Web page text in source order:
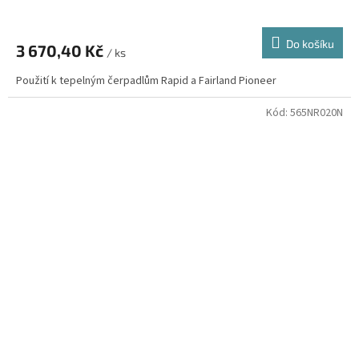
3 670,40 Kč / ks
Do košíku
Použití k tepelným čerpadlům Rapid a Fairland Pioneer
Kód: 565NR020N